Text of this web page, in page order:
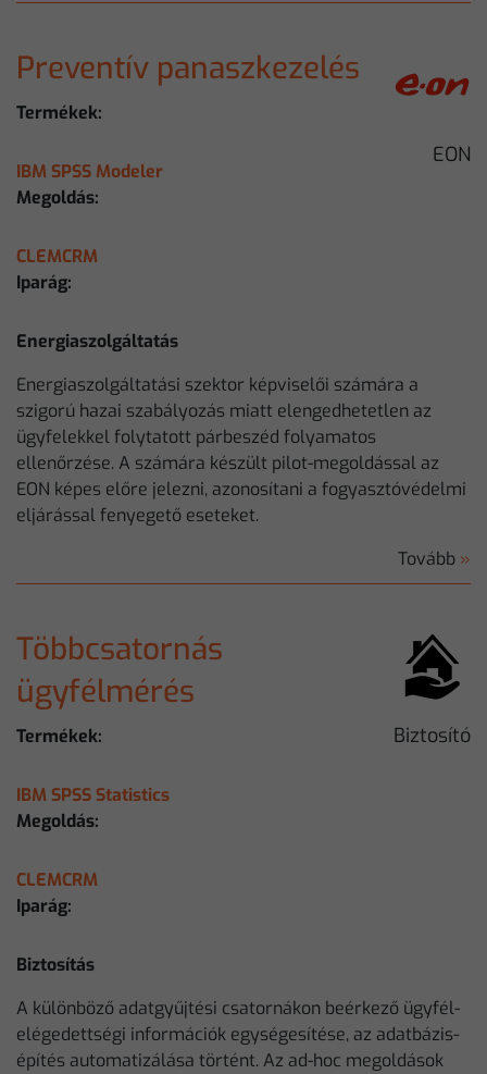
Preventív panaszkezelés
Termékek:
IBM SPSS Modeler
Megoldás:
CLEMCRM
Iparág:
Energiaszolgáltatás
EON
Energiaszolgáltatási szektor képviselői számára a
szigorú hazai szabályozás miatt elengedhetetlen az
ügyfelekkel folytatott párbeszéd folyamatos
ellenőrzése. A számára készült pilot-megoldással az
EON képes előre jelezni, azonosítani a fogyasztóvédelmi
eljárással fenyegető eseteket.
Tovább »
Többcsatornás
ügyfélmérés
Termékek:
IBM SPSS Statistics
Megoldás:
CLEMCRM
Iparág:
Biztosítás
Biztosító
A különböző adatgyűjtési csatornákon beérkező ügyfél-
elégedettségi információk egységesítése, az adatbázis-
építés automatizálása történt. Az ad-hoc megoldások